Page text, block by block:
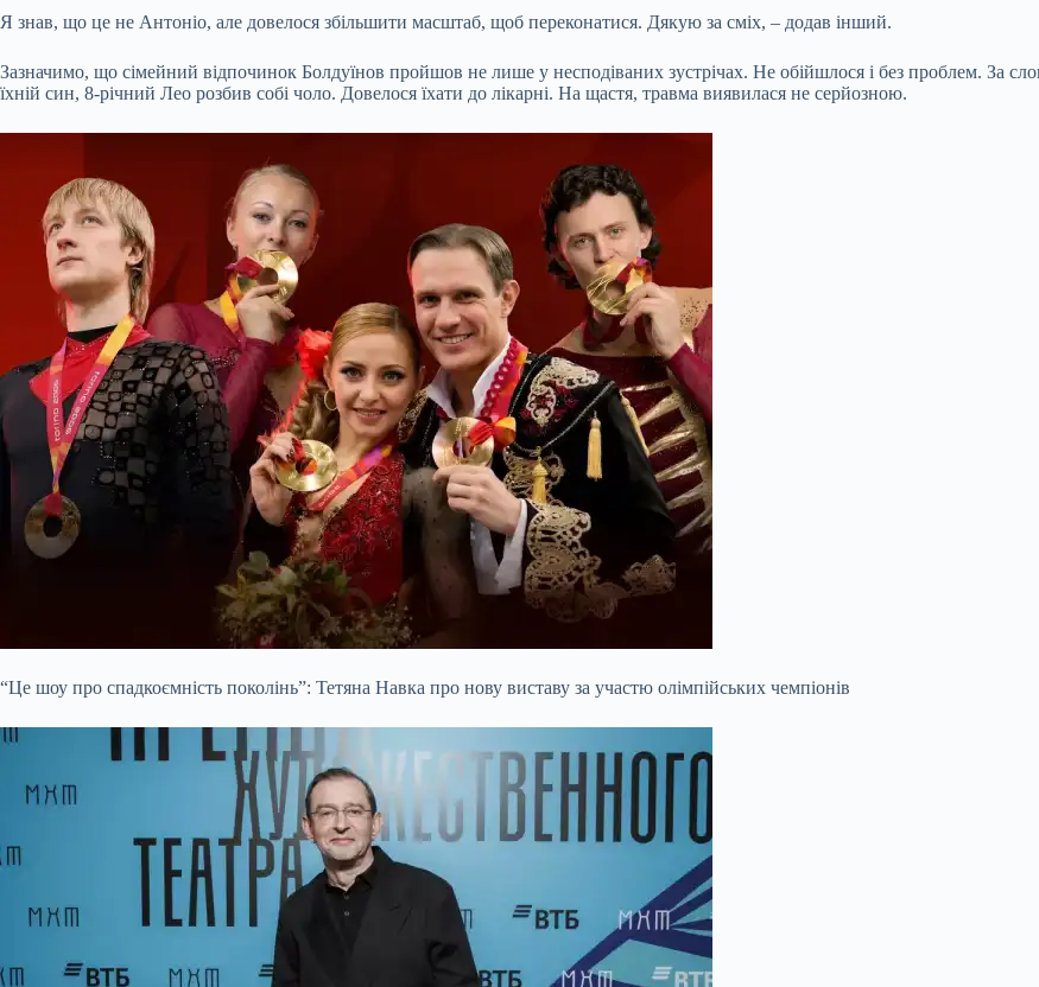
Я знав, що це не Антоніо, але довелося збільшити масштаб, щоб переконатися. Дякую за сміх, – додав інший.
Зазначимо, що сімейний відпочинок Болдуїнов пройшов не лише у несподіваних зустрічах. Не обійшлося і без проблем. За
їхній син, 8-річний Лео розбив собі чоло. Довелося їхати до лікарні. На щастя, травма виявилася не серйозною.
“Це шоу про спадкоємність поколінь”: Тетяна Навка про нову виставу за участю олімпійських чемпіонів